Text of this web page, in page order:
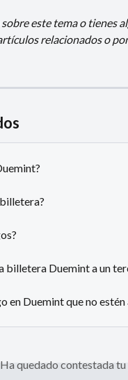
este tema o tienes
relacionados o
billetera Duemint a un
en Duemint que no
quedado contestada